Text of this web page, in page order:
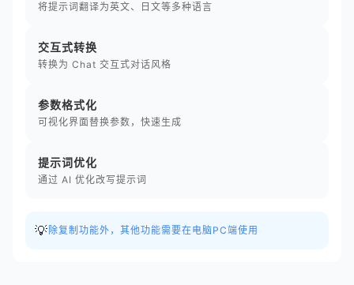
将提示词翻译为英文、日文等多种语言
交互式转换
转换为 Chat 交互式对话风格
参数格式化
可视化界面替换参数，快速生成
提示词优化
通过 AI 优化改写提示词
💡 除复制功能外，其他功能需要在电脑PC端使用